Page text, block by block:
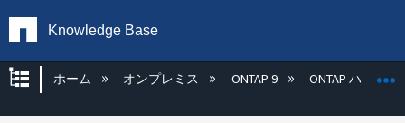
Knowledge Base
グローバル階層を展開/折りたたむ
ホーム オンプレミス ONTAP 9 ONTAP ハード